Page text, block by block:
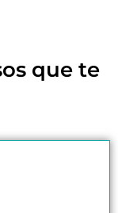
que te